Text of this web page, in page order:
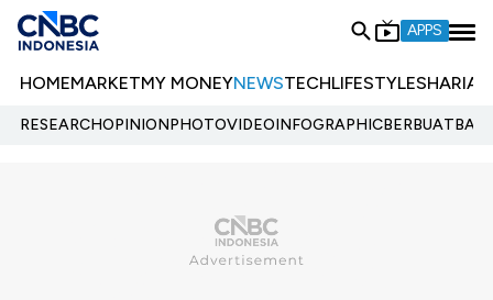
APPS
HOMEMARKETMY MONEYNEWSTECHLIFESTYLESHARIA
RESEARCHOPINIONPHOTOVIDEOINFOGRAPHIC